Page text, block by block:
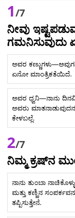
1/7
ನೀವು
ಗಮನಿಸುವುದು
ಅವರ
ಏನೋ ಮಾಂತ್ರಿಕತೆಯಿದೆ.
ಅವರ ಧ್ವನಿ—ನಾನು
ಅವರು
ಕೇಳಬಲ್ಲೆ.
2/7
ನಿಮ್ಮ ಕ್ರಷ್‌ನ
ನಾನು ತುಂಬಾ
ಮತ್ತು ಕಣ್ಣಿನ
ತಪ್ಪಿಸುತ್ತೇನೆ.